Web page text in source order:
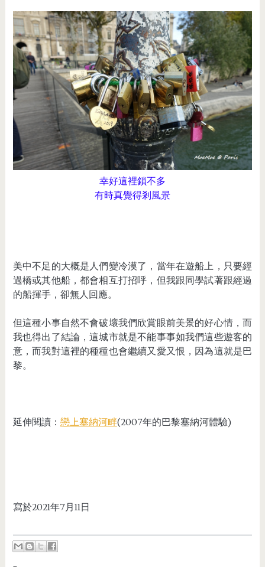
幸好這裡鎖不多
有時真覺得剎風景
美中不足的大概是人們變冷漠了，當年在遊船上，只要經
過橋或其他船，都會相互打招呼，但我跟同學試著跟經過
的船揮手，卻無人回應。
但這種小事自然不會破壞我們欣賞眼前美景的好心情，而
我也得出了結論，這城市就是不能事事如我們這些遊客的
意，而我對這裡的種種也會繼續又愛又恨，因為這就是巴
黎。
延伸閱讀： 戀上塞納河畔(2007年的巴黎塞納河體驗)
寫於2021年7月11日